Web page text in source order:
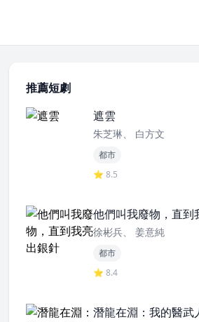
推薦短劇
遮雲
朱芝琳、 白方文
都市
⭐ 8.5
他們叫我廢物，直到
徐彬兵、 姜意純
都市
⭐ 8.4
潛龍在淵：我的醫武